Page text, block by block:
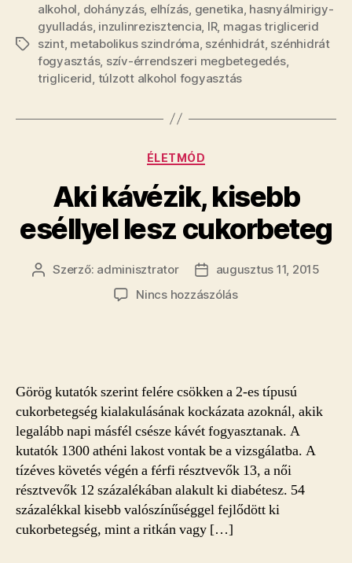
Címkék
alkohol dohányzás, elhízás genetika hasnyálmirigy-
gyulladás, inzulinrezisztencia IR, magas triglicerid
szint, metabolikus szindróma szénhidrát, szénhidrát
fogyasztás, szív-érrendszeri megbetegedés,
triglicerid túlzott alkohol fogyasztás
Kategóriák
ÉLETMÓD
Aki kávézik, kisebb
eséllyel lesz cukorbeteg
Bejegyzés
Szerző: adminisztrator
Bejegyzés
dátuma
augusztus 11, 2015
Nincs hozzászólása(z)
cukorbeteg
bejegyzéshez
Görög kutatók szerint felére csökken a 2-es típusú
cukorbetegség kialakulásának kockázata azoknál, akik
legalább napi másfél csésze kávét fogyasztanak. A
kutatók 1300 athéni lakost vontak be a vizsgálatba. A
tízéves követés végén a férfi résztvevők 13, a női
résztvevők 12 százalékában alakult ki diabétesz. 54
százalékkal kisebb valószínűséggel fejlődött ki
cukorbetegség, mint a ritkán vagy […]